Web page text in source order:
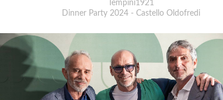
Tempini1921
Dinner Party 2024 - Castello Oldofredi